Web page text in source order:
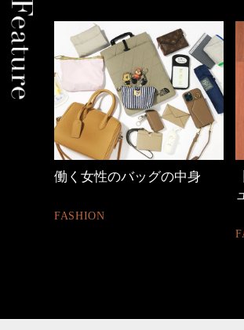
【ワーママのきれいめカジ